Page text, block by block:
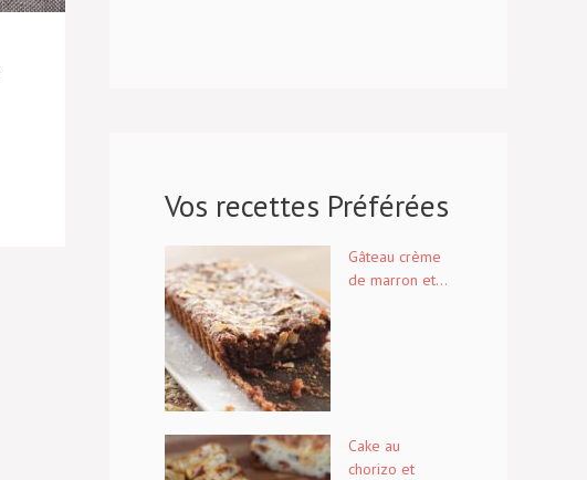
Vos recettes Préférées
Gâteau crème
de marron et...
Cake au
chorizo et